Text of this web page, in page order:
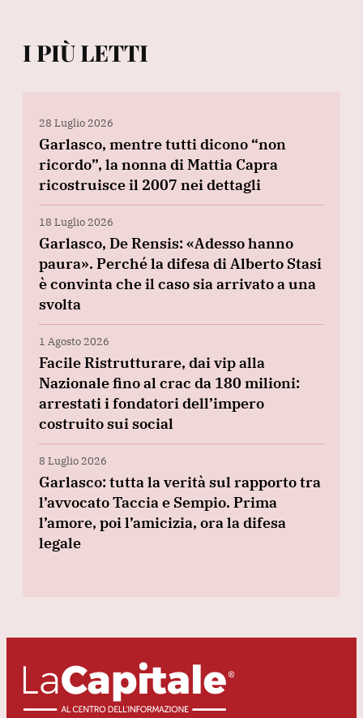
I PIÙ LETTI
28 Luglio 2026
Garlasco, mentre tutti dicono “non
ricordo”, la nonna di Mattia Capra
ricostruisce il 2007 nei dettagli
18 Luglio 2026
Garlasco, De Rensis: «Adesso hanno
paura». Perché la difesa di Alberto Stasi
è convinta che il caso sia arrivato a una
svolta
1 Agosto 2026
Facile Ristrutturare, dai vip alla
Nazionale fino al crac da 180 milioni:
arrestati i fondatori dell’impero
costruito sui social
8 Luglio 2026
Garlasco: tutta la verità sul rapporto tra
l’avvocato Taccia e Sempio. Prima
l’amore, poi l’amicizia, ora la difesa
legale